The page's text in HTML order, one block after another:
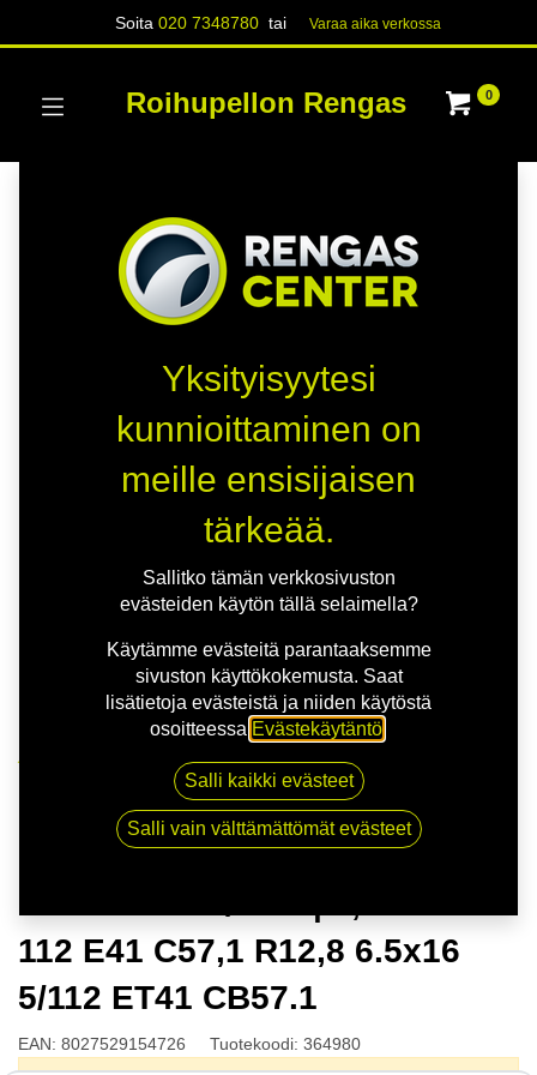
Soita020 7348780 tai Varaa aika verk​​​​ossa
Roihupellon Rengas 0
MSW 79 BLK/POL | 6,5X16 5-112 E41 C57,1 R12,8
6.5x16 5/112 ET41 CB57.1
112 E41 C57,1 R12,8 6.5x16
5/112 ET41 CB57.1
EAN: 8027529154726 Tuotekoodi: 364980
Yksityisyytesi
kunnioittaminen on
meille ensisijaisen
tärkeää.
Sallitko tämän verkkosivuston
evästeiden käytön tällä selaimella?
Käytämme evästeitä parantaaksemme
sivuston käyttökokemusta. Saat
lisätietoja evästeistä ja niiden käytöstä
osoitteessa Evästekäytäntö
Salli kaikki evästeet
Salli vain välttämättömät evästeet